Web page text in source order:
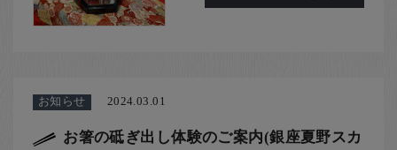
お知らせ 2024.03.01
お箸の砥ぎ出し体験のご案内(銀座夏野スカ